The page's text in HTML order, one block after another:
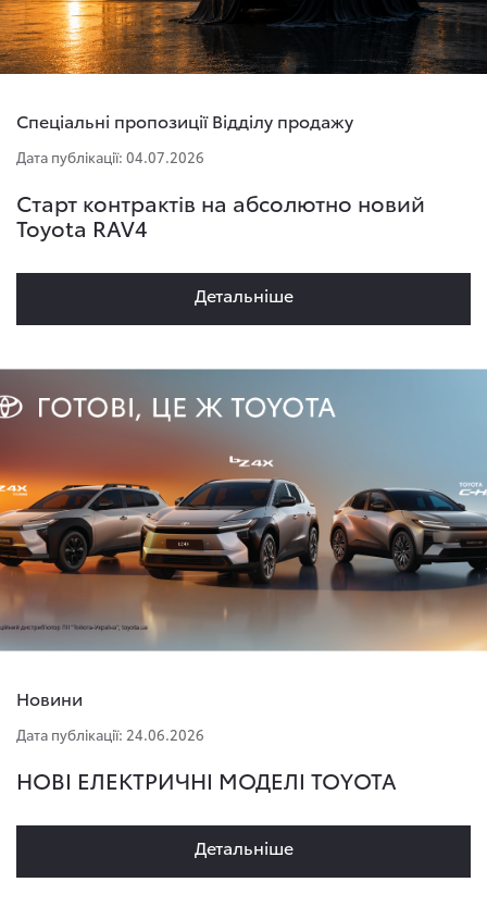
Спеціальні пропозиції Відділу продажу
Дата публікації: 04.07.2026
Старт контрактів на абсолютно новий
Toyota RAV4
Детальнiше
Новини
Дата публікації: 24.06.2026
НОВІ ЕЛЕКТРИЧНІ МОДЕЛІ TOYOTA
Детальнiше